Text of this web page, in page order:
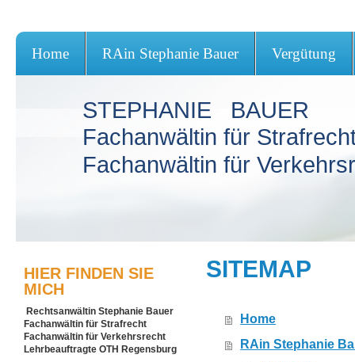
Home RAin Stephanie Bauer Vergütung
STEPHANIE BAUER
Fachanwältin für
Fachanwältin für
HIER FINDEN SIE
MICH
Rechtsanwältin Stephanie Bauer
Fachanwältin für Strafrecht
Fachanwältin für Verkehrsrecht
Lehrbeauftragte OTH Regensburg
SITEMAP
Home
RAin Stephanie